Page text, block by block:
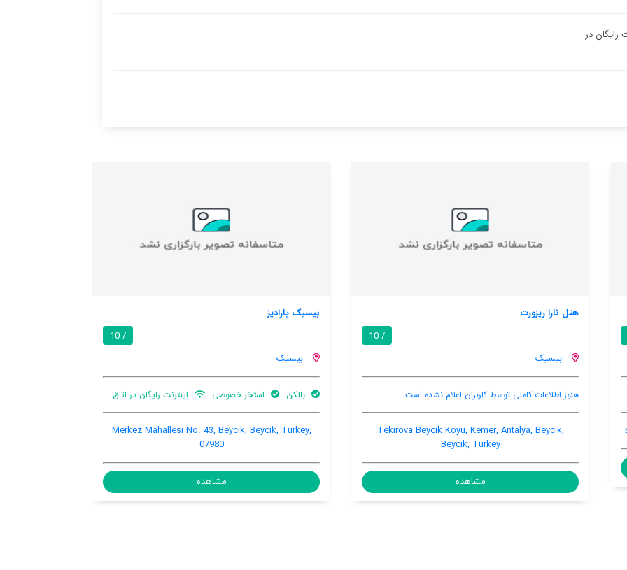
رایگان در
اعلام نشده است
Tekirova Beycik Koyu,
مشاهده
بالکن استخر خصوصی اینترنت رایگان در اتاق
Merkez Mahallesi No. 43, Beycik, Beycik, Turkey,
مشاهده
هنوز اطلاعات کاملی توسط کاربران اعلام نشده است
Mahallesi, 1, Beycik, Beycik, Turkey, 07980
مشاهده